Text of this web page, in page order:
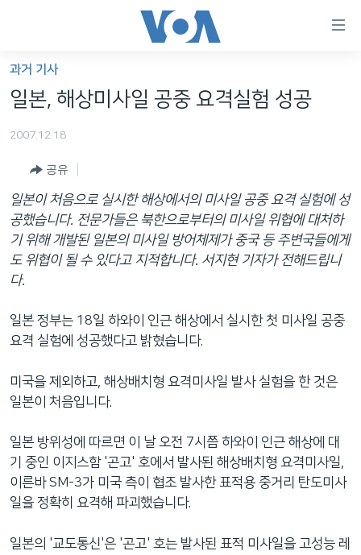
가
능
동
네
비
이
션
로
동
VOD
라디오
프로그램
주파수 안내
FOLLOW US
과거 기사
일본, 해상미사일 공중 요격실험 성공
2007.12.18
공유
일본이 처음으로 실시한 해상에서의 미사일 공중 요격 실험에 성
공했습니다. 전문가들은 북한으로부터의 미사일 위협에 대처하
기 위해 개발된 일본의 미사일 방어체제가 중국 등 주변국들에게
도 위협이 될 수 있다고 지적합니다. 서지현 기자가 전해드립니
다.
일본 정부는 18일 하와이 인근 해상에서 실시한 첫 미사일 공중
요격 실험에 성공했다고 밝혔습니다.
미국을 제외하고, 해상배치형 요격미사일 발사 실험을 한 것은
일본이 처음입니다.
일본 방위성에 따르면 이 날 오전 7시쯤 하와이 인근 해상에 대
기 중인 이지스함 '곤고' 호에서 발사된 해상배치형 요격미사일,
이른바 SM-3가 미국 측이 협조 발사한 표적용 중거리 탄도미사
일을 정확히 요격해 파괴했습니다.
일본의 '교도통신'은 '곤고' 호는 발사된 표적 미사일을 고성능 레